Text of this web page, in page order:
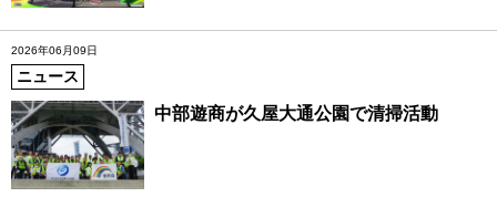
2026年06月09日
ニュース
中部遊商が久屋大通公園で清掃活動